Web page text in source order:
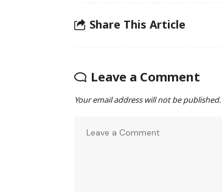
Share This Article
Leave a Comment
Your email address will not be published.